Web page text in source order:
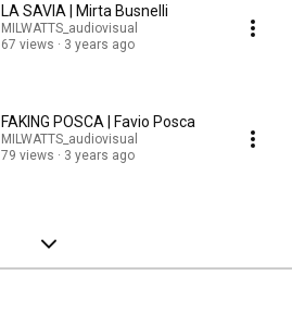
LA SAVIA | Mirta Busnelli
MILWATTS_audiovisual
67 views
3 years ago
FAKING POSCA | Favio Posca
MILWATTS_audiovisual
79 views
3 years ago